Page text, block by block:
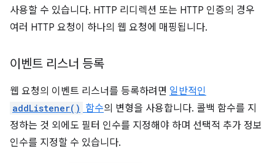
사용할 수 있습니다. HTTP 리디렉션 또는 HTTP 인증의 경우
여러 HTTP 요청이 하나의 웹 요청에 매핑됩니다.
이벤트 리스너 등록
웹 요청의 이벤트 리스너를 등록하려면 일반적인
addListener() 함수의 변형을 사용합니다. 콜백 함수를 지
정하는 것 외에도 필터 인수를 지정해야 하며 선택적 추가 정보
인수를 지정할 수 있습니다.